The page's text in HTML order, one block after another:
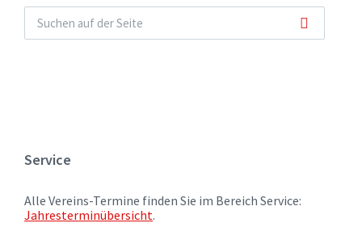
Service
Alle Vereins-Termine finden Sie im Bereich Service:
Jahresterminübersicht.